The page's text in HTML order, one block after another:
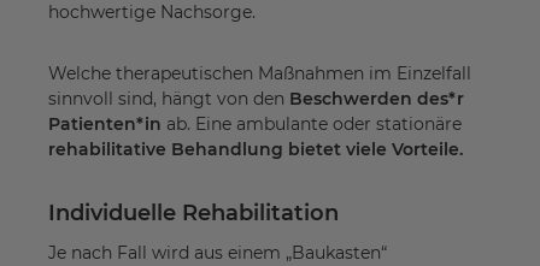
hochwertige Nachsorge.
Welche therapeutischen Maßnahmen im Einzelfall
sinnvoll sind, hängt von den Beschwerden des*r
Patienten*in ab. Eine ambulante oder stationäre
rehabilitative Behandlung bietet viele Vorteile.
Individuelle Rehabilitation
Je nach Fall wird aus einem „Baukasten“